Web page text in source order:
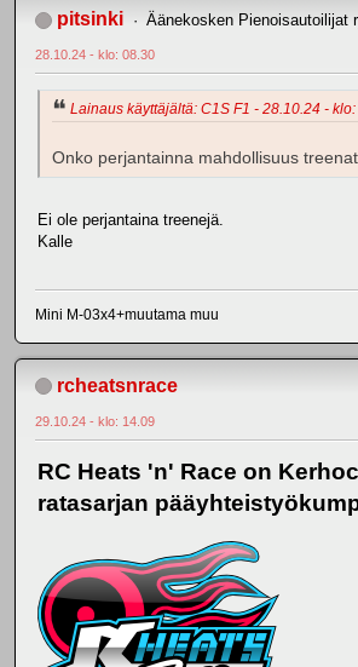
pitsinki Äänekosken Pienoisautoilijat
28.10.24 - klo: 08.30
Lainaus käyttäjältä: C1S F1 - 28.10.24 -
Onko perjantainna mahdollisuus
Ei ole perjantaina treenejä.
Kalle
Mini M-03x4+muutama muu
rcheatsnrace
29.10.24 - klo: 14.09
RC Heats 'n' Race on
ratasarjan